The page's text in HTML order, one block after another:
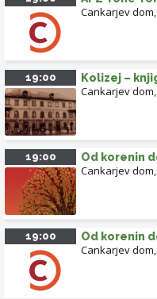
Cankarjev
19:00 Kolizej –
Cankarjev
19:00 Od korenin
Cankarjev
19:00 Od korenin
Cankarjev